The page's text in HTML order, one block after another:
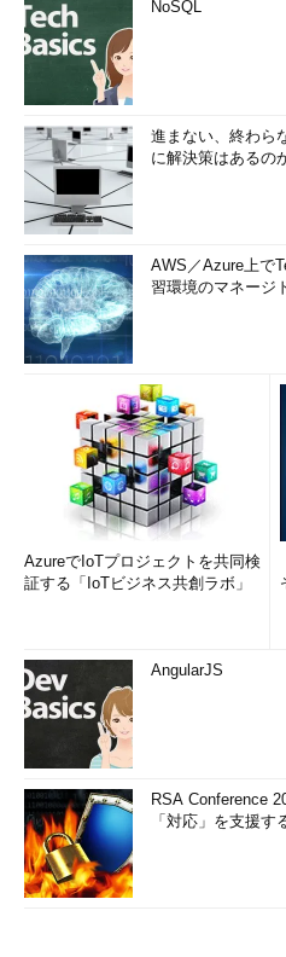
NoSQL
進まない、終わら
に解決策はあるの
AWS／Azure上で
習環境のマネージ
AzureでIoTプロジェクトを共同検
証する「IoTビジネス共創ラボ」
AngularJS
RSA Conference
「対応」を支援す